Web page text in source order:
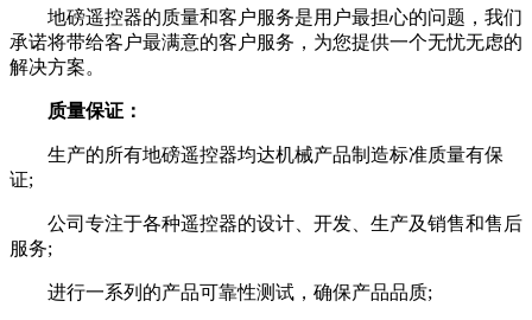
地磅遥控器的质量和客户服务是用户最担心的问题，我们
承诺将带给客户最满意的客户服务，为您提供一个无忧无虑的
解决方案。
质量保证：
生产的所有地磅遥控器均达机械产品制造标准质量有保
证;
公司专注于各种遥控器的设计、开发、生产及销售和售后
服务;
进行一系列的产品可靠性测试，确保产品品质;